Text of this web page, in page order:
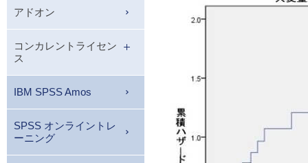
アドオン
コンカレントライセン
ス
IBM SPSS Amos
SPSS オンライントレ
ーニング